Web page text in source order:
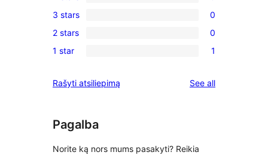
star
reviews
4-
star
reviews
0
3-
star
3 stars 0
0
2-
reviews
2 stars 0
1
star
1 star 1
Rašyti atsiliepimą See allreviews
Pagalba
Norite ką nors mums pasakyti? Reikia